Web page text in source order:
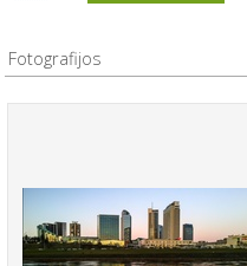
Fotografijos